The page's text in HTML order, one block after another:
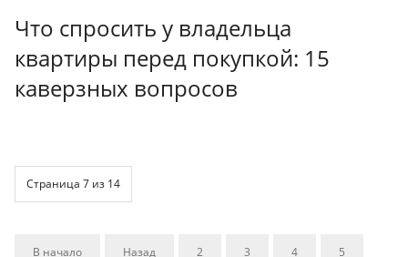
Что спросить у владельца
квартиры перед покупкой: 15
каверзных вопросов
Страница 7 из 14
В начало Назад 2 3 4 5